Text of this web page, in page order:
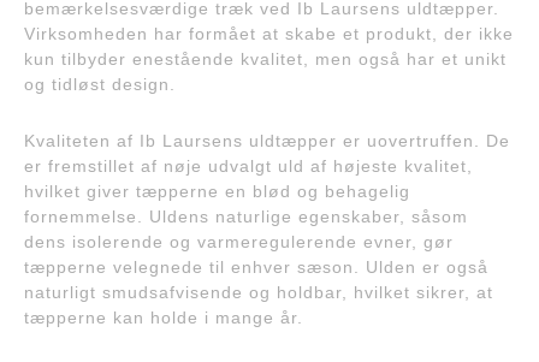
bemærkelsesværdige træk ved Ib Laursens uldtæpper.
Virksomheden har formået at skabe et produkt, der ikke
kun tilbyder enestående kvalitet, men også har et unikt
og tidløst design.
Kvaliteten af Ib Laursens uldtæpper er uovertruffen. De
er fremstillet af nøje udvalgt uld af højeste kvalitet,
hvilket giver tæpperne en blød og behagelig
fornemmelse. Uldens naturlige egenskaber, såsom
dens isolerende og varmeregulerende evner, gør
tæpperne velegnede til enhver sæson. Ulden er også
naturligt smudsafvisende og holdbar, hvilket sikrer, at
tæpperne kan holde i mange år.